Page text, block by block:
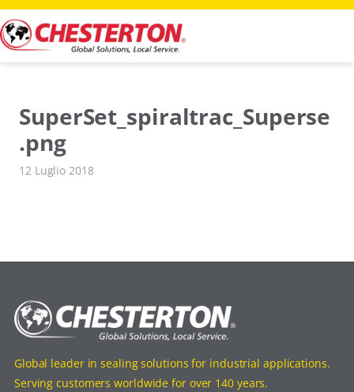
Vai
al
contenuto
SuperSet_spiraltrac_Superse
.png
12 Luglio 2018
Global leader in sealing solutions for industrial applications.
Serving customers worldwide for over 140 years.